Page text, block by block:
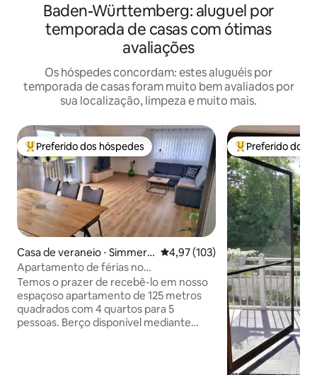
Baden-Württemberg: aluguel por
temporada de casas com ótimas
avaliações
Os hóspedes concordam: estes aluguéis por
temporada de casas foram muito bem avaliados por
sua localização, limpeza e muito mais.
Entre os melhores preferidos dos hóspedes
Preferido dos hóspedes
Casa de veraneio ⋅ Simmers
feld
4,97 de uma avaliação média de
4,97 (103)
Apartamento de férias no
Simmersfelder Blick
Temos o prazer de recebê-lo em nosso
espaçoso apartamento de 125 metros
quadrados com 4 quartos para 5
pessoas. Berço disponível mediante
Entre os
Preferido dos